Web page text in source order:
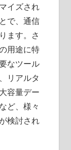
イズされ
で、通信
ます。さ
用途に特
なツール
リアルタ
容量デー
ど、様々
検討され